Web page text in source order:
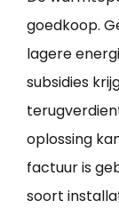
goedkoop.
lagere
subsidies
oplossing
factuur is
soort